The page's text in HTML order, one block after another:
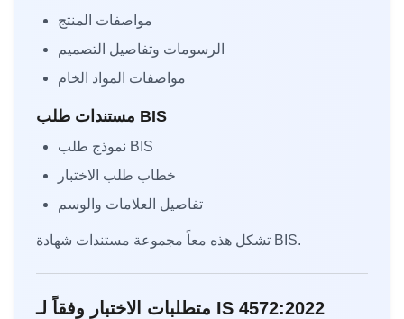
مواصفات المنتج
الرسومات وتفاصيل التصميم
مواصفات المواد الخام
مستندات طلب BIS
نموذج طلب BIS
خطاب طلب الاختبار
تفاصيل العلامات والوسم
تشكل هذه معاً مجموعة مستندات شهادة BIS.
متطلبات الاختبار وفقاً لـ IS 4572:2022